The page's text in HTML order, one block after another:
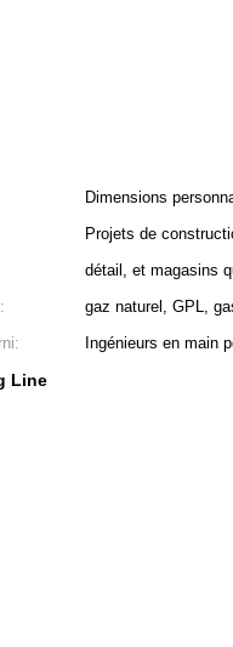
Dimensions
Projets de
détail, et magasins
gaz naturel, GPL,
Ingénieurs en main
Line